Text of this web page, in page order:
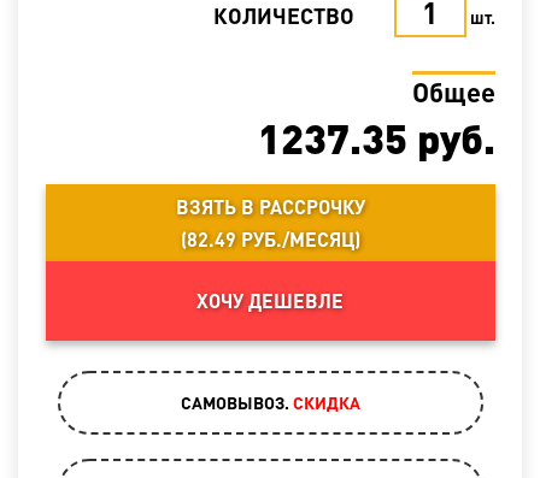
КОЛИЧЕСТВО шт.
Общее
1237.35 руб.
ВЗЯТЬ В РАССРОЧКУ
(82.49 РУБ./МЕСЯЦ)
ХОЧУ ДЕШЕВЛЕ
САМОВЫВОЗ. CКИДКА